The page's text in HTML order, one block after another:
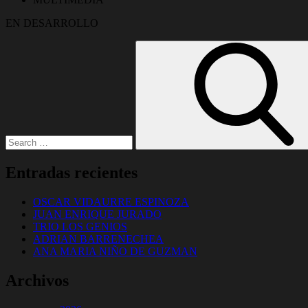
EN DESARROLLO
Entradas recientes
OSCAR VIDAURRE ESPINOZA
JUAN ENRIQUE JURADO
TRIO LOS GENIOS
ADRIAN BARRENECHEA
ANA MARIA NIÑO DE GUZMAN
Archivos